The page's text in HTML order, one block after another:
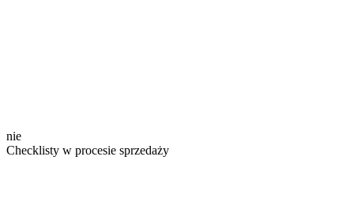
nie
Checklisty w procesie sprzedaży